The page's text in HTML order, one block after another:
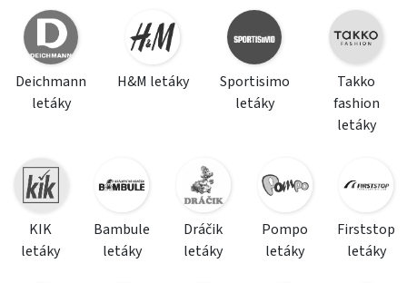
Deichmann
letáky
H&M letáky
Sportisimo
letáky
Takko
fashion
letáky
KIK
letáky
Bambule
letáky
Dráčik
letáky
Pompo
letáky
Firststop
letáky